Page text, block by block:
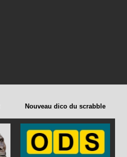
Nouveau dico du scrabble